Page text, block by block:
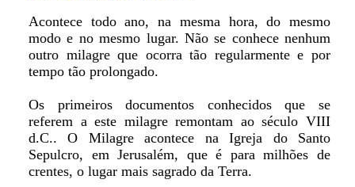
Acontece todo ano, na mesma hora, do mesmo
modo e no mesmo lugar. Não se conhece nenhum
outro milagre que ocorra tão regularmente e por
tempo tão prolongado.
Os primeiros documentos conhecidos que se
referem a este milagre remontam ao século VIII
d.C.. O Milagre acontece na Igreja do Santo
Sepulcro, em Jerusalém, que é para milhões de
crentes, o lugar mais sagrado da Terra.